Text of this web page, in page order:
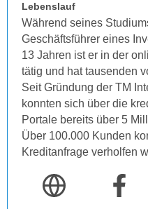
Lebenslauf
Während seines
Geschäftsführer eines
13 Jahren ist er in der
tätig und hat tausenden
Seit Gründung der TM
konnten sich über die
Portale bereits über 5
Über 100.000 Kunden
Kreditanfrage verholfen